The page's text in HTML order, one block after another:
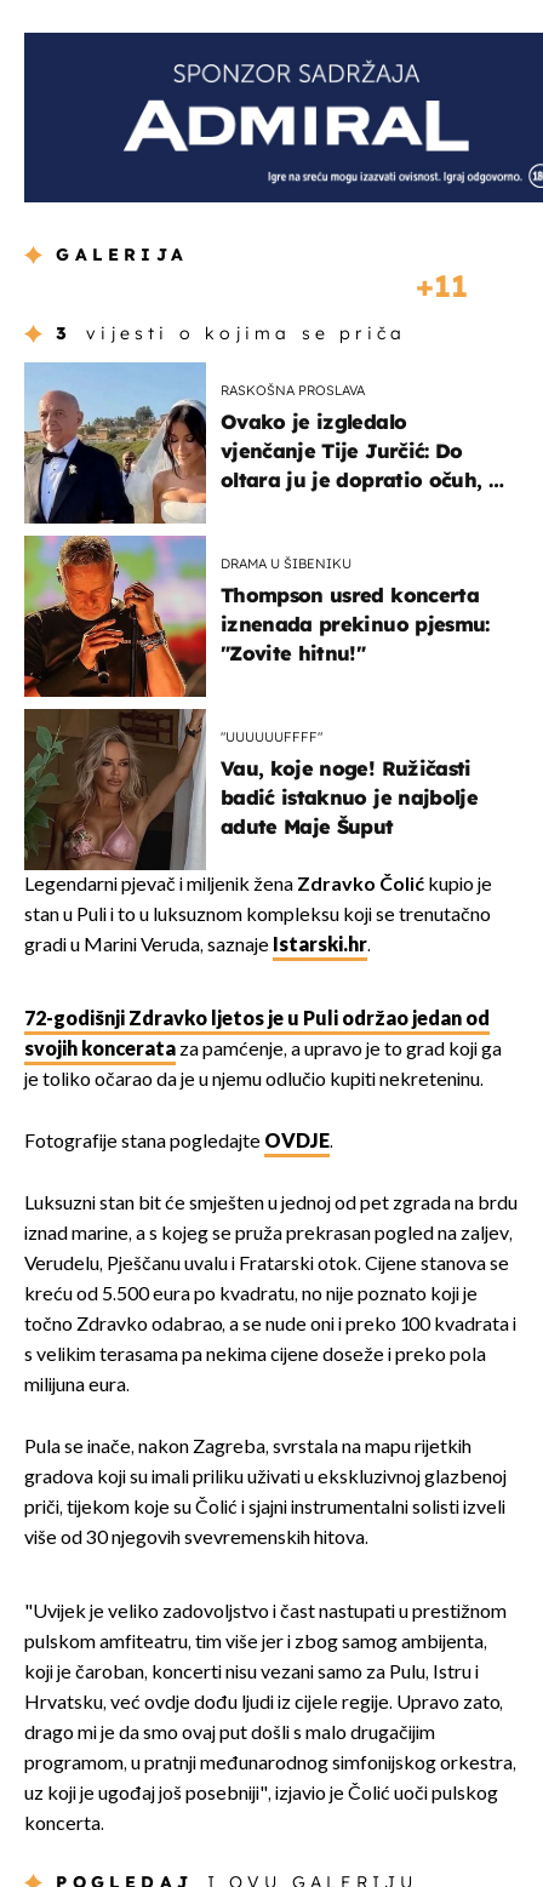
GALERIJA
11
3 vijesti o kojima se priča
RASKOŠNA PROSLAVA
Ovako je izgledalo
vjenčanje Tije Jurčić: Do
oltara ju je dopratio očuh, a
DRAMA U ŠIBENIKU
Thompson usred koncerta
iznenada prekinuo pjesmu:
"Zovite hitnu!"
"UUUUUUFFFF"
Vau, koje noge! Ružičasti
badić istaknuo je najbolje
adute Maje Šuput
Legendarni pjevač i miljenik žena Zdravko Čolić kupio je
stan u Puli i to u luksuznom kompleksu koji se trenutačno
gradi u Marini Veruda, saznaje Istarski.hr.
72-godišnji Zdravko ljetos je u Puli održao jedan od
svojih koncerataza pamćenje, a upravo je to grad koji ga
je toliko očarao da je u njemu odlučio kupiti nekreteninu.
Fotografije stana pogledajte OVDJE.
Luksuzni stan bit će smješten u jednoj od pet zgrada na brdu
iznad marine, a s kojeg se pruža prekrasan pogled na zaljev,
Verudelu, Pješčanu uvalu i Fratarski otok. Cijene stanova se
kreću od 5.500 eura po kvadratu, no nije poznato koji je
točno Zdravko odabrao, a se nude oni i preko 100 kvadrata i
s velikim terasama pa nekima cijene doseže i preko pola
milijuna eura.
Pula se inače, nakon Zagreba, svrstala na mapu rijetkih
gradova koji su imali priliku uživati u ekskluzivnoj glazbenoj
priči, tijekom koje su Čolić i sjajni instrumentalni solisti izveli
više od 30 njegovih svevremenskih hitova.
"Uvijek je veliko zadovoljstvo i čast nastupati u prestižnom
pulskom amfiteatru, tim više jer i zbog samog ambijenta,
koji je čaroban, koncerti nisu vezani samo za Pulu, Istru i
Hrvatsku, već ovdje dođu ljudi iz cijele regije. Upravo zato,
drago mi je da smo ovaj put došli s malo drugačijim
programom, u pratnji međunarodnog simfonijskog orkestra,
uz koji je ugođaj još posebniji", izjavio je Čolić uoči pulskog
koncerta.
POGLEDAJ I OVU GALERIJU